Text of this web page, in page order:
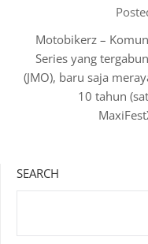
Motobikerz –
Series yang
(JMO), baru saja
10 tahun
SEARCH